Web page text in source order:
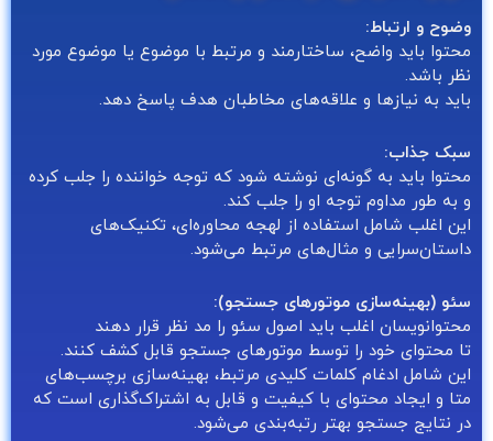
وضوح و ارتباط:
محتوا باید واضح، ساختارمند و مرتبط با موضوع یا موضوع مورد
نظر باشد.
باید به نیازها و علاقه‌های مخاطبان هدف پاسخ دهد.
سبک جذاب:
محتوا باید به گونه‌ای نوشته شود که توجه خواننده را جلب کرده
و به طور مداوم توجه او را جلب کند.
این اغلب شامل استفاده از لهجه محاوره‌ای، تکنیک‌های
داستان‌سرایی و مثال‌های مرتبط می‌شود.
سئو (بهینه‌سازی موتورهای جستجو):
محتوا‌نویسان اغلب باید اصول سئو را مد نظر قرار دهند
تا محتوای خود را توسط موتورهای جستجو قابل کشف کنند.
این شامل ادغام کلمات کلیدی مرتبط، بهینه‌سازی برچسب‌های
متا و ایجاد محتوای با کیفیت و قابل به اشتراک‌گذاری است که
در نتایج جستجو بهتر رتبه‌بندی می‌شود.